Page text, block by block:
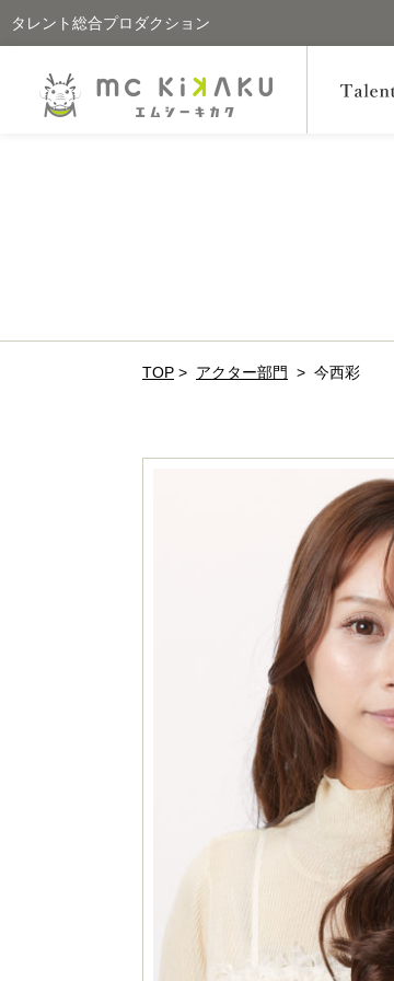
タレント総合プロダクション
TOP > アクター部門 > 今西彩